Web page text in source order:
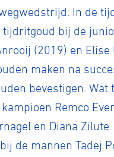
In de
bij de
(2019) en
maken na
bevestigen. Wat
Remco
en Diana
de mannen Tadej